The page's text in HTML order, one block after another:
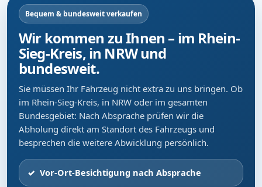
Bequem & bundesweit verkaufen
Wir kommen zu Ihnen – im Rhein-
Sieg-Kreis, in NRW und
bundesweit.
Sie müssen Ihr Fahrzeug nicht extra zu uns bringen. Ob
im Rhein-Sieg-Kreis, in NRW oder im gesamten
Bundesgebiet: Nach Absprache prüfen wir die
Abholung direkt am Standort des Fahrzeugs und
besprechen die weitere Abwicklung persönlich.
Vor-Ort-Besichtigung nach Absprache